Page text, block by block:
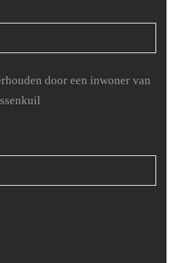
door een inwoner van